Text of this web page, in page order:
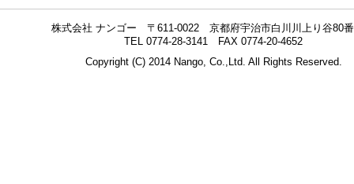
株式会社 ナンゴー 〒611-0022 京都府宇治市白川川上り谷80
TEL 0774-28-3141 FAX 0774-20-4652
Copyright (C) 2014 Nango, Co.,Ltd. All Rights Reserved.